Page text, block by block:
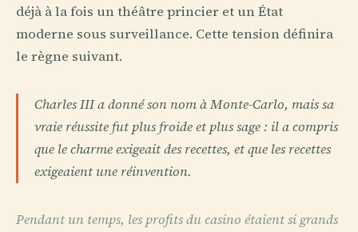
déjà à la fois un théâtre princier et un État
moderne sous surveillance. Cette tension définira
le règne suivant.
Charles III a donné son nom à Monte-Carlo, mais sa
vraie réussite fut plus froide et plus sage : il a compris
que le charme exigeait des recettes, et que les recettes
exigeaient une réinvention.
Pendant un temps, les profits du casino étaient si grands